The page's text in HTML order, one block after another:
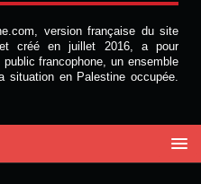
version française du site
et créé en juillet 2016, a pour
francophone, un ensemble
situation en Palestine occupée.